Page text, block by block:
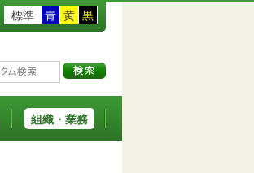
標準 青 黄 黒
組織・業務